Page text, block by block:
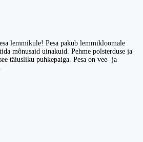
lemmikule! Pesa pakub lemmikloomale
mõnusaid uinakuid. Pehme polsterduse ja
täiusliku puhkepaiga. Pesa on vee- ja